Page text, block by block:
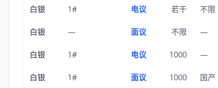
白银 1# 电议 若干 不限
白银 — 面议 不限 —
白银 1# 电议 1000 —
白银 1# 面议 1000 国产